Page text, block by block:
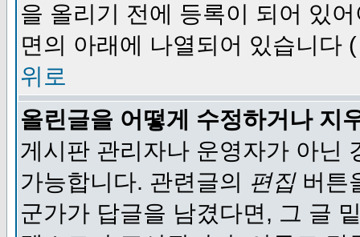
을 올리기 전에 등록이 되어 있
면의 아래에 나열되어 있습니다 (
위로
올린글을 어떻게 수정하거나 지
게시판 관리자나 운영자가 아닌
가능합니다. 관련글의 편집버튼
군가가 답글을 남겼다면, 그 글